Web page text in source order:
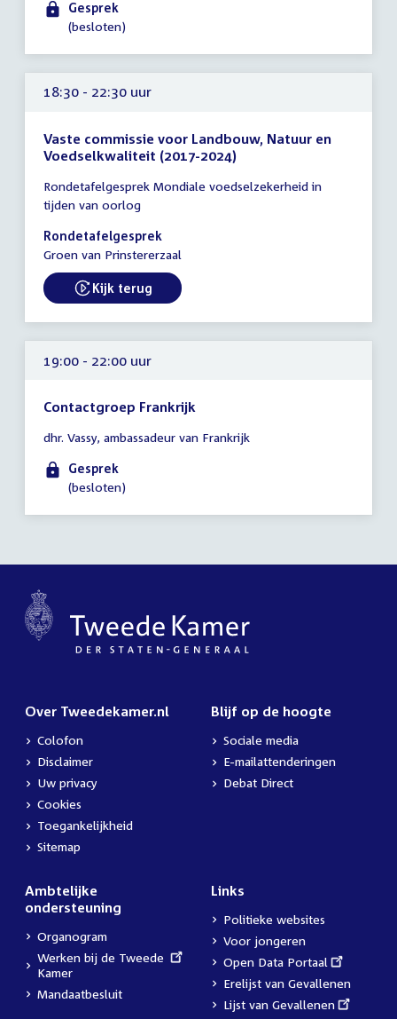
19:00
Gesprek
(besloten)
18:30 - 22:30 uur
Vaste commissie voor Landbouw, Natuur en
Voedselkwaliteit (2017-2024)
vergadering
18:30
-
22:30
Rondetafelgesprek Mondiale voedselzekerheid in
tijden van oorlog
Rondetafelgesprek
Groen van Prinstererzaal
External link:
Kijk terug
19:00 - 22:00 uur
Contactgroep Frankrijk
vergadering
19:00
-
uur
dhr. Vassy, ambassadeur van Frankrijk
Gesprek
(besloten)
Over Tweedekamer.nl
Colofon
Disclaimer
Uw privacy
Cookies
Toegankelijkheid
Sitemap
Blijf op de hoogte
Sociale media
E-mailattenderingen
Debat Direct
Ambtelijke
ondersteuning
Organogram
External
link:
Werken bij de Tweede
Kamer
Mandaatbesluit
Links
Politieke websites
Voor jongeren
External
link:
Open Data Portaal
Erelijst van Gevallenen
External
Lijst van Gevallenen